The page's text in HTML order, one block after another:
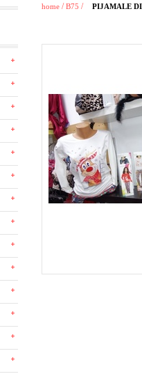
home / B75 / PIJAMALE